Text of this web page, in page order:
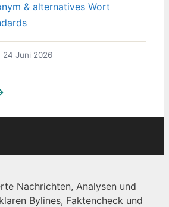
& alternatives Wort
24 Juni 2026
Nachrichten, Analysen und
Bylines, Faktencheck und